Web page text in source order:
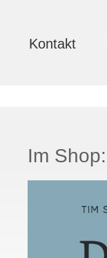
Kontakt
Im Shop: